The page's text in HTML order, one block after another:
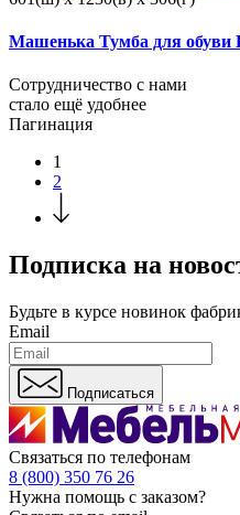
Машенька Тумба для обуви
Сотрудничество с нами
стало ещё удобнее
Пагинация
1
2
Подписка на
Будьте в курсе новинок
Email
Подписаться
Связаться по телефонам
8 (800) 350 76 26
Нужна помощь с заказом?